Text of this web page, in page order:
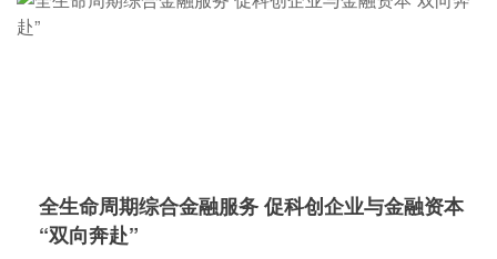
全生命周期综合金融服务 促科创企业与金融资本
“双向奔赴”